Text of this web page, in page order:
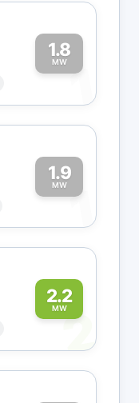
1.8
MW1
1.9
MW1
2.2
MW2